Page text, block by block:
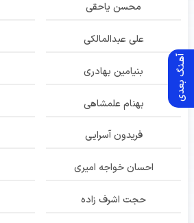
آهـنگ بعدی
محسن یاحقی
علی عبدالمالکی
بنیامین بهادری
بهنام علمشاهی
فریدون آسرایی
احسان خواجه امیری
حجت اشرف زاده